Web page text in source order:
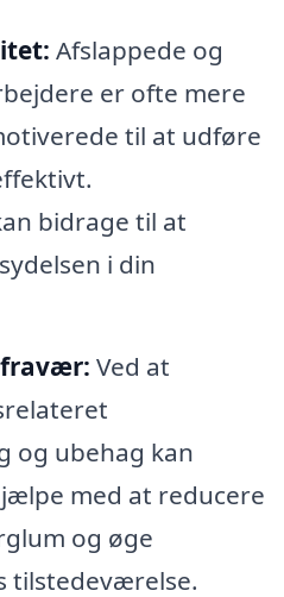
Afslappede og
er ofte mere
til at udføre
bidrage til at
i din
Ved at
og ubehag kan
med at reducere
og øge
tilstedeværelse.